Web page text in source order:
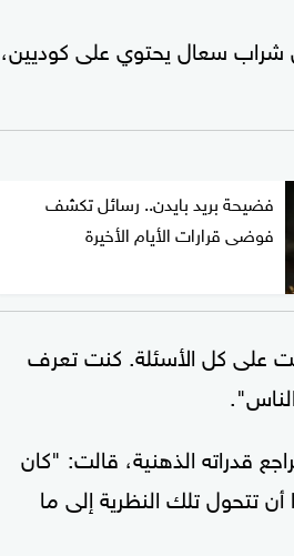
شراب سعال يحتوي على كوديين،
فضيحة بريد بايدن.. رسائل تكشف
فوضى قرارات الأيام الأخيرة
على كل الأسئلة. كنت تعرف
قدراته الذهنية، قالت: "كان
تتحول تلك النظرية إلى ما